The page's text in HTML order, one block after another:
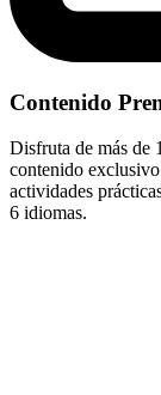
Contenido
Disfruta de más de
contenido
actividades
6 idiomas.